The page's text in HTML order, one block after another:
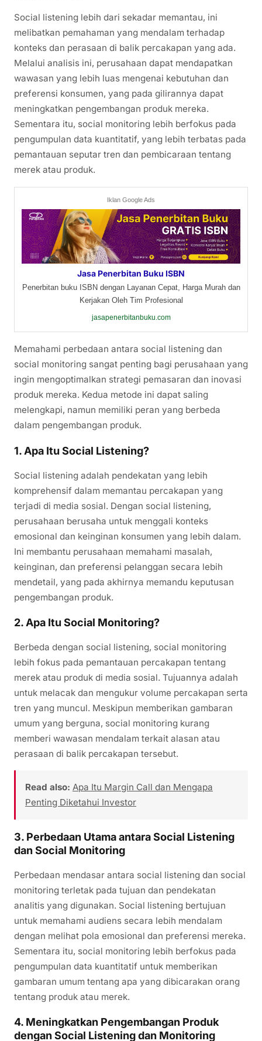
Social listening lebih dari sekadar memantau, ini
melibatkan pemahaman yang mendalam terhadap
konteks dan perasaan di balik percakapan yang ada.
Melalui analisis ini, perusahaan dapat mendapatkan
wawasan yang lebih luas mengenai kebutuhan dan
preferensi konsumen, yang pada gilirannya dapat
meningkatkan pengembangan produk mereka.
Sementara itu, social monitoring lebih berfokus pada
pengumpulan data kuantitatif, yang lebih terbatas pada
pemantauan seputar tren dan pembicaraan tentang
merek atau produk.
Iklan Google Ads
Jasa Penerbitan Buku ISBN
Penerbitan buku ISBN dengan Layanan Cepat, Harga Murah dan
Kerjakan Oleh Tim Profesional
jasapenerbitanbuku.com
Memahami perbedaan antara social listening dan
social monitoring sangat penting bagi perusahaan yang
ingin mengoptimalkan strategi pemasaran dan inovasi
produk mereka. Kedua metode ini dapat saling
melengkapi, namun memiliki peran yang berbeda
dalam pengembangan produk.
1. Apa Itu Social Listening?
Social listening adalah pendekatan yang lebih
komprehensif dalam memantau percakapan yang
terjadi di media sosial. Dengan social listening,
perusahaan berusaha untuk menggali konteks
emosional dan keinginan konsumen yang lebih dalam.
Ini membantu perusahaan memahami masalah,
keinginan, dan preferensi pelanggan secara lebih
mendetail, yang pada akhirnya memandu keputusan
pengembangan produk.
2. Apa Itu Social Monitoring?
Berbeda dengan social listening, social monitoring
lebih fokus pada pemantauan percakapan tentang
merek atau produk di media sosial. Tujuannya adalah
untuk melacak dan mengukur volume percakapan serta
tren yang muncul. Meskipun memberikan gambaran
umum yang berguna, social monitoring kurang
memberi wawasan mendalam terkait alasan atau
perasaan di balik percakapan tersebut.
Read also: Apa Itu Margin Call dan Mengapa
Penting Diketahui Investor
3. Perbedaan Utama antara Social Listening
dan Social Monitoring
Perbedaan mendasar antara social listening dan social
monitoring terletak pada tujuan dan pendekatan
analitis yang digunakan. Social listening bertujuan
untuk memahami audiens secara lebih mendalam
dengan melihat pola emosional dan preferensi mereka.
Sementara itu, social monitoring lebih berfokus pada
pengumpulan data kuantitatif untuk memberikan
gambaran umum tentang apa yang dibicarakan orang
tentang produk atau merek.
4. Meningkatkan Pengembangan Produk
dengan Social Listening dan Monitoring